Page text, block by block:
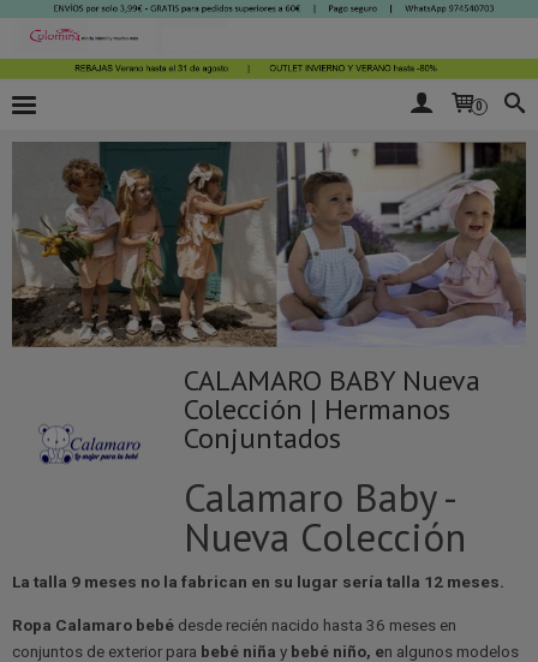
0
CALAMARO BABY Nueva
Colección | Hermanos
Conjuntados
Calamaro Baby -
Nueva Colección
La talla 9 meses no la fabrican en su lugar sería talla 12 meses.
Ropa Calamaro bebé desde recién nacido hasta 36 meses en
conjuntos de exterior para bebé niña y bebé niño, en algunos modelos